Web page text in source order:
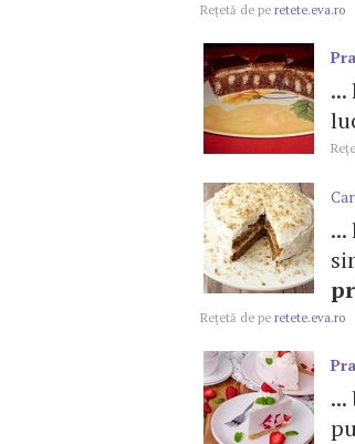
Reţetă de pe retete.eva.ro
...
Reţetă de pe retete.eva.ro